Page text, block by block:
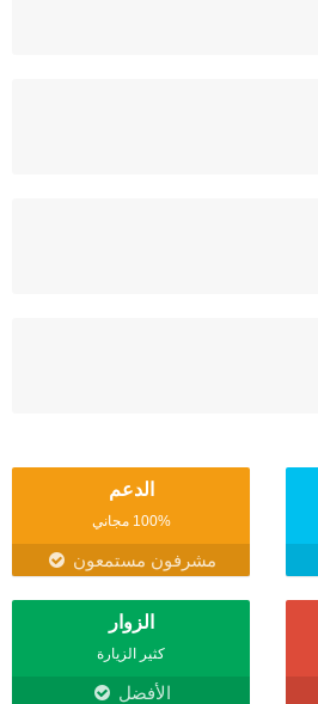
الدعم
100% مجاني
مشرفون مستمعون
الزوار
كثير الزيارة
الأفضل